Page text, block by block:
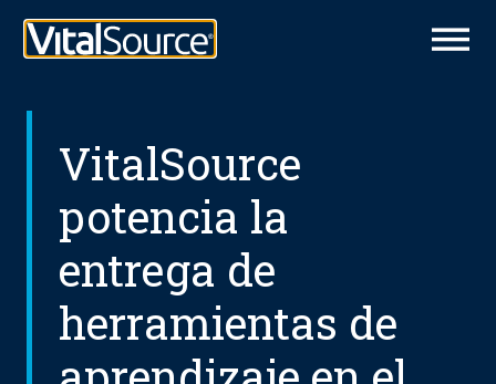
VitalSource
potencia la
entrega de
herramientas de